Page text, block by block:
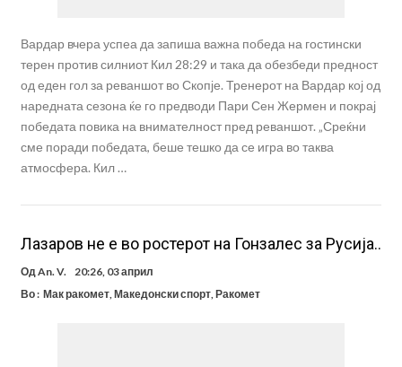
Вардар вчера успеа да запиша важна победа на гостински
терен против силниот Кил 28:29 и така да обезбеди предност
од еден гол за реваншот во Скопје. Тренерот на Вардар кој од
наредната сезона ќе го предводи Пари Сен Жермен и покрај
победата повика на внимателност пред реваншот. „Среќни
сме поради победата, беше тешко да се игра во таква
атмосфера. Кил …
Лазаров не е во ростерот на Гонзалес за Русија..
Од An. V.
20:26, 03 април
Во : Мак ракомет, Македонски спорт, Ракомет